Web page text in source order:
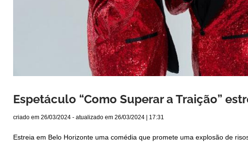
Espetáculo “Como Superar a Traição”
criado em 26/03/2024 - atualizado em 26/03/2024 | 17:31
Estreia em Belo Horizonte uma comédia que promete uma explosão de